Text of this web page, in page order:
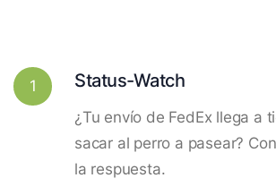
1 Status-Watch
¿Tu envío de FedEx llega a
sacar al perro a pasear?
la respuesta.